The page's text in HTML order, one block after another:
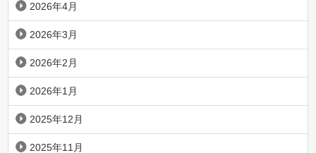
2026年4月
2026年3月
2026年2月
2026年1月
2025年12月
2025年11月